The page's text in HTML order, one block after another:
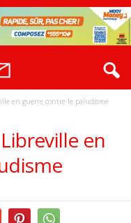
en guerre contre le paludisme
en